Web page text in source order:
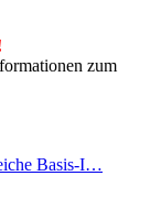
zum
Basis-I…